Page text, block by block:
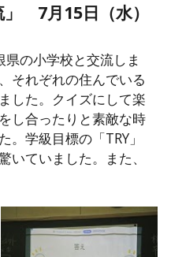
7月15日（水）
の小学校と交流しま
それぞれの住んでいる
した。クイズにして楽
し合ったりと素敵な時
学級目標の「TRY」
いていました。また、